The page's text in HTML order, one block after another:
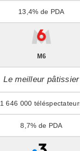
13,4%
M6
Le meilleur pâtissier
1 646 000
8,7%